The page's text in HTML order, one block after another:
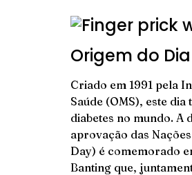
Origem do
Criado em 1991 pela
Saúde (OMS), este
diabetes no mundo. A
aprovação das
Day) é comemorado
Banting que,